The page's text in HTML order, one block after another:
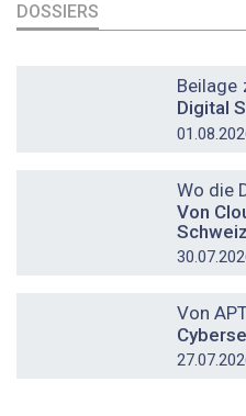
DOSSIERS
Beilage
Digital
Wo die
Von
Von